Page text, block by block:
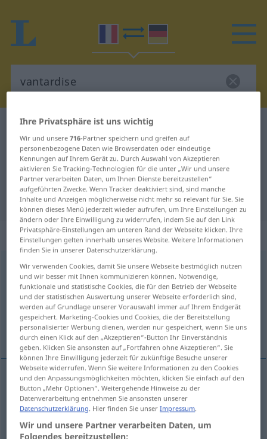
Französisch-Deutsch Wörterbuch
Französisch-Deutsch Übersetzung
für "vantardise"
"vantardise" Deutsch Übersetzung
„vantardise“: féminin
vantardise [vɑ̃taʀdiz] f
Übersicht aller Übersetzungen
(Für mehr Details die Übersetzung anklicken/antippen)
Prahlerei, Aufschneiderei, Angeberei
Prahlereif vantardise
Aufschneidereif vantardise
Ihre Privatsphäre ist uns wichtig
Wir und unsere716-Partner speichern und greifen auf
personenbezogene Daten wie Browserdaten oder eindeutige
Kennungen auf Ihrem Gerät zu. Durch Auswahl von Akzeptieren
aktivieren Sie Tracking-Technologien für die unter „Wir und unsere
Partner verarbeiten Daten, um Ihnen Dienste bereitzustellen“
aufgeführten Zwecke. Wenn Tracker deaktiviert sind, sind manche
Inhalte und Anzeigen möglicherweise nicht mehr so relevant für Sie. Sie
können dieses Menü jederzeit wieder aufrufen, um Ihre Einstellungen zu
ändern oder Ihre Einwilligung zu widerrufen, indem Sie auf den Link
Privatsphäre-Einstellungen am unteren Rand der Webseite klicken. Ihre
Einstellungen gelten innerhalb unseres Website. Weitere Informationen
finden Sie in unserer Datenschutzerklärung.
Wir verwenden Cookies, damit Sie unsere Webseite bestmöglich nutzen
und wir besser mit Ihnen kommunizieren können. Notwendige,
funktionale und statistische Cookies, die für den Betrieb der Webseite
und der statistischen Auswertung unserer Webseite erforderlich sind,
werden auf Grundlage unserer Vorauswahl immer auf Ihrem Endgerät
gespeichert. Marketing-Cookies und Cookies, die der Bereitstellung
personalisierter Werbung dienen, werden nur gespeichert, wenn Sie uns
durch einen Klick auf den „Akzeptieren“-Button Ihr Einverständnis
geben. Klicken Sie ansonsten auf „Fortfahren ohne Akzeptieren“. Sie
können Ihre Einwilligung jederzeit für zukünftige Besuche unserer
Webseite widerrufen. Wenn Sie weitere Informationen zu den Cookies
und den Anpassungsmöglichkeiten möchten, klicken Sie einfach auf den
Button „Mehr Optionen“. Weitergehende Hinweise zu der
Datenverarbeitung entnehmen Sie ansonsten unserer
Datenschutzerklärung. Hier finden Sie unserImpressum.
Wir und unsere Partner verarbeiten Daten, um
Folgendes bereitzustellen: